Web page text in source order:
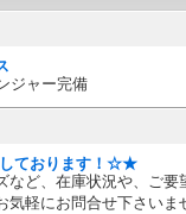
ジャー完備
ております！☆★
など、在庫状況や、ご要
軽にお問合せ下さいま